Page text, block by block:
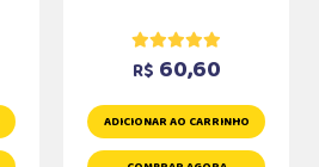
R$ 60,60
ADICIONAR AO CARRINHO